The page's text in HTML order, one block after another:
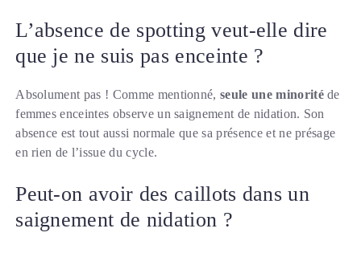
L’absence de spotting veut-elle dire
que je ne suis pas enceinte ?
Absolument pas ! Comme mentionné,seule une minoritéde
femmes enceintes observe un saignement de nidation. Son
absence est tout aussi normale que sa présence et ne présage
en rien de l’issue du cycle.
Peut-on avoir des caillots dans un
saignement de nidation ?